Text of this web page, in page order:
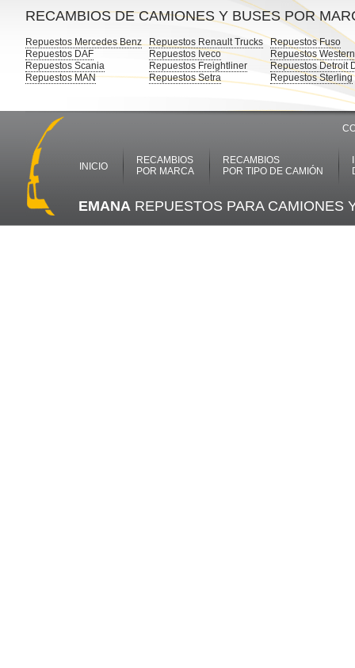
RECAMBIOS DE CAMIONES Y BUSES POR
Repuestos Mercedes Benz
Repuestos DAF
Repuestos Scania
Repuestos MAN
Repuestos Renault Trucks
Repuestos Iveco
Repuestos Freightliner
Repuestos Setra
Repuestos Fuso
Repuestos
Repuestos Detroit
Repuestos Sterling
INICIO
RECAMBIOS
POR MARCA
RECAMBIOS
POR TIPO DE CAMIÓN
EMANA REPUESTOS PARA CAMIONES